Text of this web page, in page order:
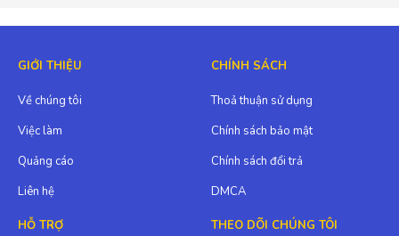
GIỚI THIỆU
Về chúng tôi
Việc làm
Quảng cáo
Liên hệ
CHÍNH SÁCH
Thoả thuận sử dụng
Chính sách bảo mật
Chính sách đổi trả
DMCA
HỖ TRỢ THEO DÕI CHÚNG TÔI